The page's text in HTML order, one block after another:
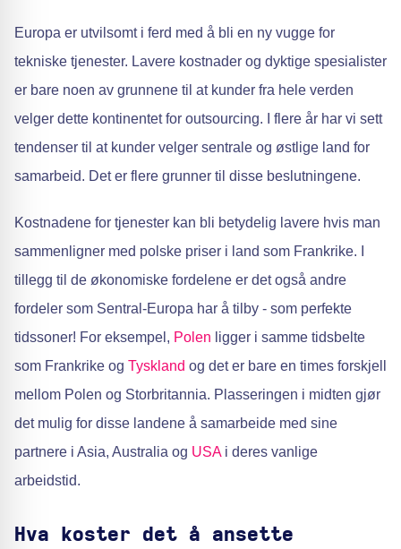
Europa er utvilsomt i ferd med å bli en ny vugge for
tekniske tjenester. Lavere kostnader og dyktige spesialister
er bare noen av grunnene til at kunder fra hele verden
velger dette kontinentet for outsourcing. I flere år har vi sett
tendenser til at kunder velger sentrale og østlige land for
samarbeid. Det er flere grunner til disse beslutningene.
Kostnadene for tjenester kan bli betydelig lavere hvis man
sammenligner med polske priser i land som Frankrike. I
tillegg til de økonomiske fordelene er det også andre
fordeler som Sentral-Europa har å tilby - som perfekte
tidssoner! For eksempel, Polen ligger i samme tidsbelte
som Frankrike og Tyskland og det er bare en times forskjell
mellom Polen og Storbritannia. Plasseringen i midten gjør
det mulig for disse landene å samarbeide med sine
partnere i Asia, Australia og USAi deres vanlige
arbeidstid.
Hva koster det å ansette